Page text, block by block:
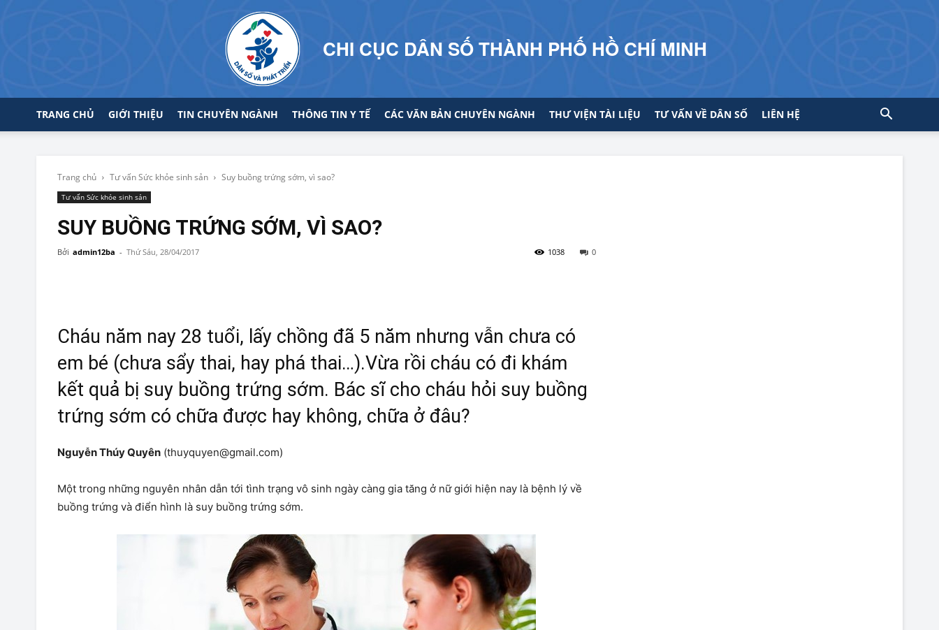
CHI CỤC DÂN SỐ THÀNH PHỐ HỒ CHÍ MINH
TRANG CHỦ GIỚI THIỆU TIN CHUYÊN NGÀNH THÔNG TIN Y TẾ CÁC VĂN BẢN CHUYÊN NGÀNH THƯ VIỆN TÀI LIỆU TƯ VẤN VỀ DÂN SỐ LIÊN HỆ
Trang chủ Tư vấn Sức khỏe sinh sản Suy buồng trứng sớm, vì sao?
Tư vấn Sức khỏe sinh sản
SUY BUỒNG TRỨNG SỚM, VÌ SAO?
Bởi admin12ba - Thứ Sáu, 28/04/2017 0
1038
Cháu năm nay 28 tuổi, lấy chồng đã 5 năm nhưng vẫn chưa có
em bé (chưa sẩy thai, hay phá thai…).Vừa rồi cháu có đi khám
kết quả bị suy buồng trứng sớm. Bác sĩ cho cháu hỏi suy buồng
trứng sớm có chữa được hay không, chữa ở đâu?
Nguyễn Thúy Quyên (thuyquyen@gmail.com)
Một trong những nguyên nhân dẫn tới tình trạng vô sinh ngày càng gia tăng ở nữ giới hiện nay là bệnh lý về
buồng trứng và điển hình là suy buồng trứng sớm.